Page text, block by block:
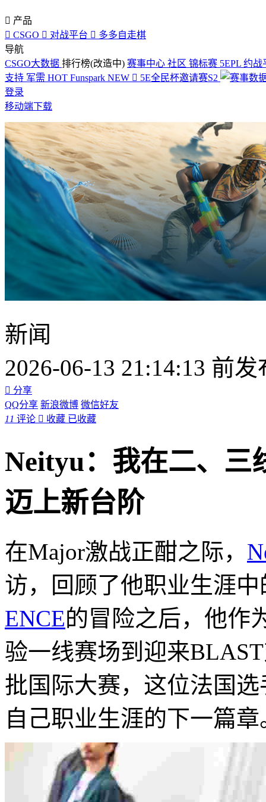
 产品
 CSGO  对战平台  多多自走棋
导航
CSGO大数据 排行榜(改造中) 赛事中心 社区 锦标赛 5EPL 约战
支持 军需 HOT Funspark NEW  5E全民杯邀请赛S2
登录
移动端下载
新闻
2026-06-13 21:14:13 前
 分享
QQ分享 新浪微博 微信好友
11 评论  收藏 已收藏
Neityu：我在二、三
迈上新台阶
在Major激战正酣之际，
访，回顾了他职业生涯
ENCE的冒险之后，他作
验一线赛场到迎来
批国际大赛，这位法国
自己职业生涯的下一篇章